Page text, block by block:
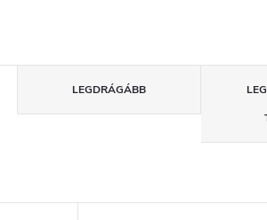
LEGDRÁGÁBB